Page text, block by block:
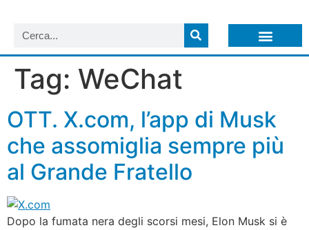
Tag: WeChat
OTT. X.com, l’app di Musk
che assomiglia sempre più
al Grande Fratello
Dopo la fumata nera degli scorsi mesi, Elon Musk si è